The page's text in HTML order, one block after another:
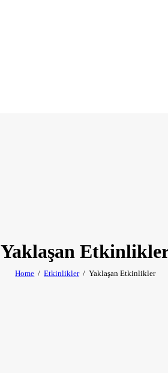
Yaklaşan
Home Etkinlikler Yaklaşan Etkinlikler